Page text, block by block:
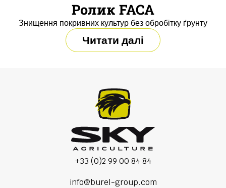
Ролик FACA
Знищення покривних культур без обробітку ґрунту
Читати далі
+33 (0)2 99 00 84 84
info@burel-group.com